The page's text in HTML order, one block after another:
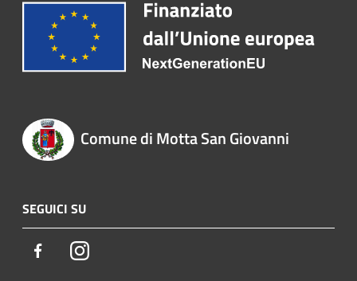
Comune di Motta San Giovanni
SEGUICI SU
FacebookInstagram